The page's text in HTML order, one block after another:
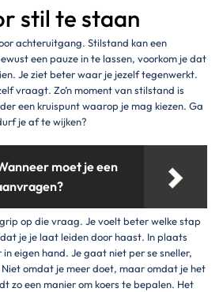
stil te staan
achteruitgang. Stilstand kan een
een pauze in te lassen, voorkom je dat
Je ziet beter waar je jezelf tegenwerkt.
vraagt. Zo’n moment van stilstand is
een kruispunt waarop je mag kiezen. Ga
je af te wijken?
moet je een
op die vraag. Je voelt beter welke stap
je je laat leiden door haast. In plaats
eigen hand. Je gaat niet per se sneller,
omdat je meer doet, maar omdat je het
zo een manier om koers te bepalen. Het